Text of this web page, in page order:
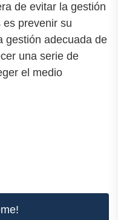
de evitar la gestión
prevenir su
gestión adecuada de
una serie de
el medio